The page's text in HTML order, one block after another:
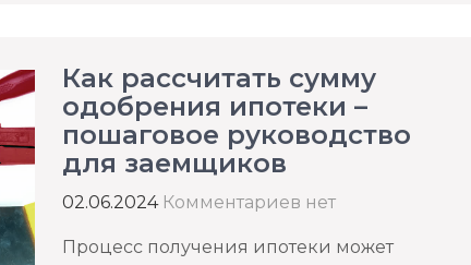
Как рассчитать сумму
одобрения ипотеки –
пошаговое руководство
для заемщиков
02.06.2024 Комментариев нет
Процесс получения ипотеки может